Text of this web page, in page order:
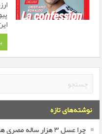
نوشته‌های تازه
چرا عسل ۳ هزار ساله‌ مصری هنوز قابل خوردن است؟